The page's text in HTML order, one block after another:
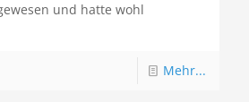
und hatte wohl
Mehr...